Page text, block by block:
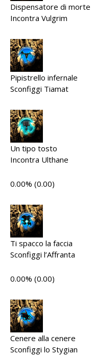
Dispensatore di morte
Incontra Vulgrim
Pipistrello infernale
Sconfiggi Tiamat
Un tipo tosto
Incontra Ulthane
0.00% (0.00)
Ti spacco la faccia
Sconfiggi l’Affranta
0.00% (0.00)
Cenere alla cenere
Sconfiggi lo Stygian